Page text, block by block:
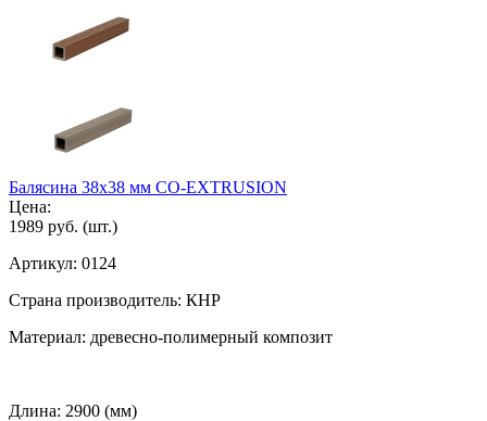
Балясина 38х38 мм CO-EXTRUSION
Цена:
1989 руб. (шт.)
Артикул: 0124
Страна производитель: КНР
Материал: древесно-полимерный композит
Длина: 2900 (мм)